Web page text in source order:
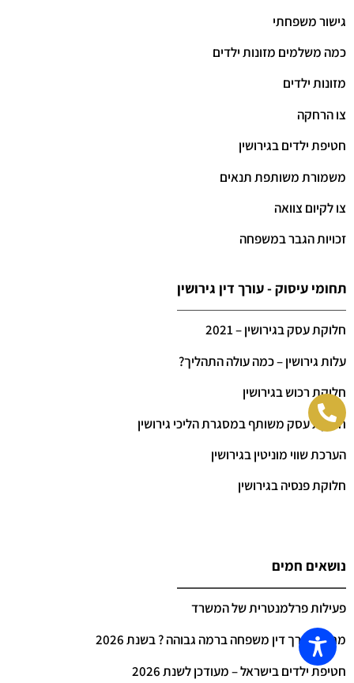
גישור משפחתי
כמה משלמים מזונות ילדים
מזונות ילדים
צו הרחקה
חטיפת ילדים בגירושין
משמורת משותפת תנאים
צו לקיום צוואה
זכויות הגבר במשפחה
תחומי עיסוק - עורך דין גירושין
חלוקת עסק בגירושין – 2021
עלות גירושין – כמה עולה התהליך?
חלוקת רכוש בגירושין
חלוקת עסק משותף במסגרת הליכי גירושין
הערכת שווי מוניטין בגירושין
חלוקת פנסיה בגירושין
נושאים חמים
פעילות פרלמנטרית של המשרד
מחפש עורך דין משפחה ברמה גבוהה ? בשנת 2026
חטיפת ילדים בישראל – מעודכן לשנת 2026